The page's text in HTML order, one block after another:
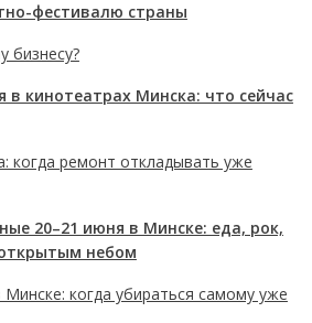
фестивалю страны
бизнесу?
кинотеатрах Минска: что сейчас
когда ремонт откладывать уже
20–21 июня в Минске: еда, рок,
небом
Минске: когда убираться самому уже